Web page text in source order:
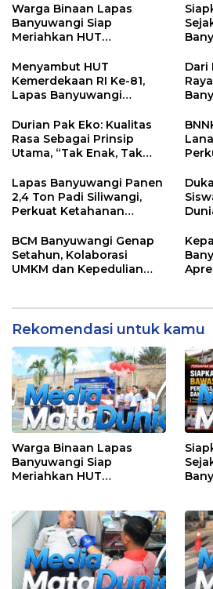
Warga Binaan Lapas
Banyuwangi Siap
Meriahkan HUT
dengan Berbagai
Perlombaan
Menyambut HUT
Kemerdekaan RI Ke-81,
Lapas Banyuwangi
Donor Darah
Dari
dan
Durian Pak Eko: Kualitas
Rasa Sebagai Prinsip
Utama, “Tak Enak, Tak
Lapas Banyuwangi Panen
2,4 Ton Padi Siliwangi,
Perkuat Ketahanan
BCM Banyuwangi Genap
Setahun, Kolaborasi
UMKM dan Kepedulian
Rekomendasi untuk kamu
Warga Binaan Lapas
Banyuwangi Siap
Meriahkan HUT
Perlombaan